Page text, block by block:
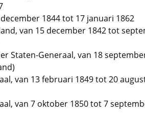
1844 tot 17 januari 1862
van 15 december 1842 tot
Staten-Generaal, van 18
van 13 februari 1849 tot 20
van 7 oktober 1850 tot 7